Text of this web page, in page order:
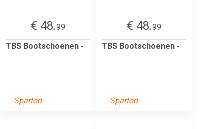
€ 48.99
TBS Bootschoenen -
Spartoo
€ 48.99
TBS Bootschoenen -
Spartoo